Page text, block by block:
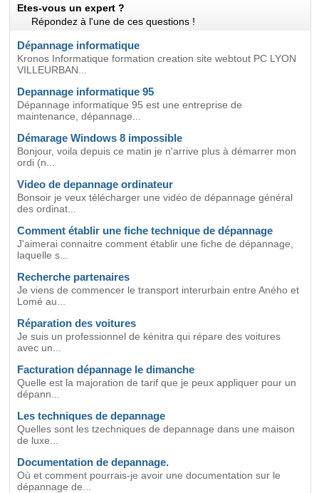
Etes-vous un expert ?
Répondez à l'une de ces questions !
Dépannage informatique
Kronos Informatique formation creation site webtout PC LYON
VILLEURBAN...
Depannage informatique 95
Dépannage informatique 95 est une entreprise de
maintenance, dépannage...
Démarage Windows 8 impossible
Bonjour, voila depuis ce matin je n'arrive plus à démarrer mon
ordi (n...
Video de depannage ordinateur
Bonsoir je veux télécharger une vidéo de dépannage général
des ordinat...
Comment établir une fiche technique de dépannage
J'aimerai connaitre comment établir une fiche de dépannage,
laquelle s...
Recherche partenaires
Je viens de commencer le transport interurbain entre Aného et
Lomé au...
Réparation des voitures
Je suis un professionnel de kénitra qui répare des voitures
avec un...
Facturation dépannage le dimanche
Quelle est la majoration de tarif que je peux appliquer pour un
dépann...
Les techniques de depannage
Quelles sont les tzechniques de depannage dans une maison
de luxe...
Documentation de depannage.
Où et comment pourrais-je avoir une documentation sur le
dépannage de...